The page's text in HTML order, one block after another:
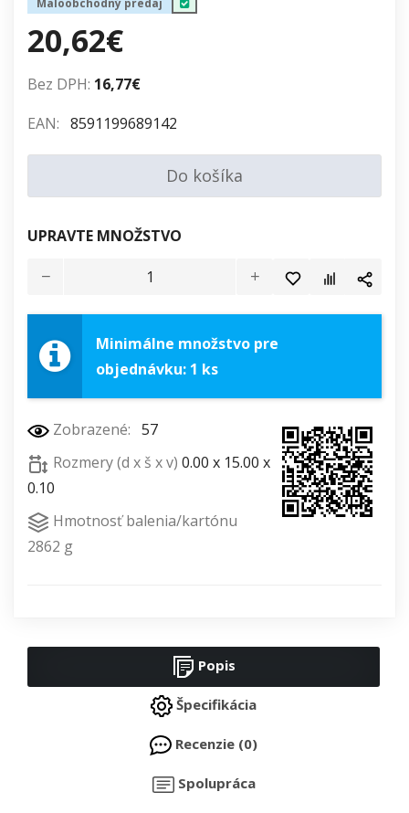
Maloobchodný predaj
20,62€
Bez DPH: 16,77€
EAN: 8591199689142
Do košíka
UPRAVTE MNOŽSTVO
Minimálne množstvo pre
objednávku: 1 ks
Zobrazené: 57
Rozmery (d x š x v) 0.00 x 15.00 x
0.10
Hmotnosť balenia/kartónu
2862 g
Popis
Špecifikácia
Recenzie (0)
Spolupráca